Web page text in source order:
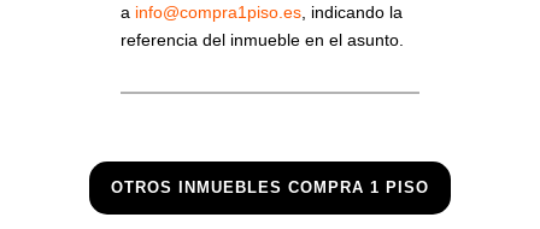
a info@compra1piso.es , indicando la
referencia del inmueble en el asunto.
OTROS INMUEBLES COMPRA 1 PISO